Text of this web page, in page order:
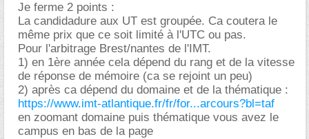
Je ferme 2 points :
La candidadure aux UT est groupée. Ca coutera le
même prix que ce soit limité à l'UTC ou pas.
Pour l'arbitrage Brest/nantes de l'IMT.
1) en 1ère année cela dépend du rang et de la vitesse
de réponse de mémoire (ca se rejoint un peu)
2) après ca dépend du domaine et de la thématique :
https://www.imt-atlantique.fr/fr/for...arcours?bl=taf
en zoomant domaine puis thématique vous avez le
campus en bas de la page